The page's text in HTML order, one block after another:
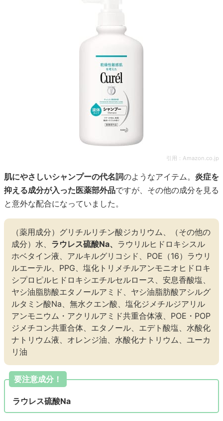
引用： Amazon.co.jp
肌にやさしいシャンプーの代名詞のようなアイテム。 炎症を
抑える成分が入った医薬部外品ですが、その他の成分を見る
と意外な配合になっていました。
（薬用成分）グリチルリチン酸ジカリウム、（その他の
成分）水、 ラウレス硫酸Na、 ラウリルヒドロキシスル
ホベタイン液、アルキルグリコシド、POE（16）ラウリ
ルエーテル、PPG、塩化トリメチルアンモニオヒドロキ
シプロピルヒドロキシエチルセルロース、安息香酸塩、
ヤシ油脂肪酸エタノールアミド、ヤシ油脂肪酸アシルグ
ルタミン酸Na、無水クエン酸、塩化ジメチルジアリル
アンモニウム・アクリルアミド共重合体液、POE・POP
ジメチコン共重合体、エタノール、エデト酸塩、水酸化
ナトリウム液、オレンジ油、水酸化ナトリウム、ユーカ
リ油
要注意成分！
ラウレス硫酸Na